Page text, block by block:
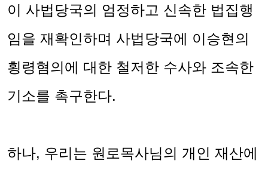
이 사법당국의 엄정하고 신속한 법집행
임을 재확인하며 사법당국에 이승현의
횡령혐의에 대한 철저한 수사와 조속한
기소를 촉구한다.
하나, 우리는 원로목사님의 개인 재산에